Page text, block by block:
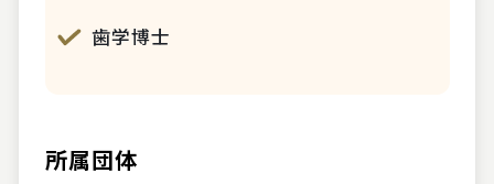
歯学博士
所属団体